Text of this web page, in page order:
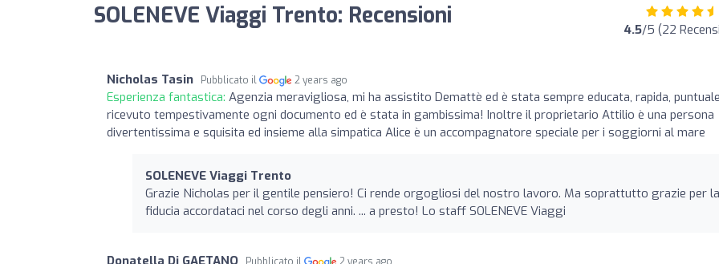
SOLENEVE Viaggi Trento: Recensioni 4.5/5 (22
Nicholas Tasin Pubblicato il 2 years ago
Esperienza fantastica: Agenzia meravigliosa, mi ha assistito Demattè ed è stata sempre educata, rapida,
ricevuto tempestivamente ogni documento ed è stata in gambissima! Inoltre il proprietario Attilio è una persona
divertentissima e squisita ed insieme alla simpatica Alice è un accompagnatore speciale per i soggiorni al mare
SOLENEVE Viaggi Trento
Grazie Nicholas per il gentile pensiero! Ci rende orgogliosi del nostro lavoro. Ma soprattutto grazie per la
fiducia accordataci nel corso degli anni. ... a presto! Lo staff SOLENEVE Viaggi
Donatella Di GAETANO Pubblicato il 2 years ago